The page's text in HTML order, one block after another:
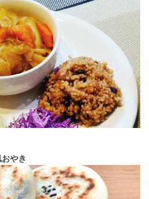
やき